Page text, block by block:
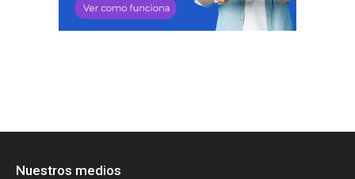
Nuestros medios